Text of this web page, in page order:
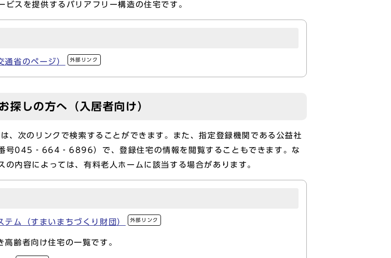
スを提供するバリアフリー構造の住宅です。
省のページ） 外部リンク
探しの方へ（入居者向け）
次のリンクで検索することができます。また、指定登録機関である公益社
番号045‐664‐6896）で、登録住宅の情報を閲覧することもできます。な
内容によっては、有料老人ホームに該当する場合があります。
ム（すまいまちづくり財団） 外部リンク
齢者向け住宅の一覧です。